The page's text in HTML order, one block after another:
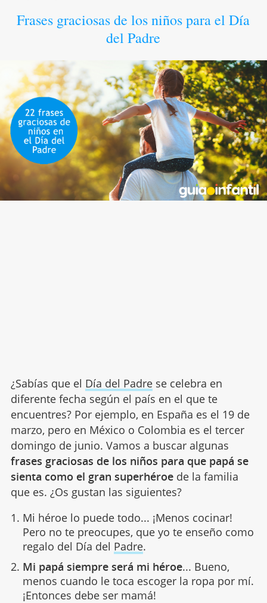
Frases graciosas de los niños para el Día
del Padre
¿Sabías que el Día del Padrese celebra en
diferente fecha según el país en el que te
encuentres? Por ejemplo, en España es el 19 de
marzo, pero en México o Colombia es el tercer
domingo de junio. Vamos a buscar algunas
frases graciosas de los niños para que papá se
sienta como el gran superhéroede la familia
que es. ¿Os gustan las siguientes?
Mi héroe lo puede todo... ¡Menos cocinar!
Pero no te preocupes, que yo te enseño como
regalo del Día del Padre.
Mi papá siempre será mi héroe... Bueno,
menos cuando le toca escoger la ropa por mí.
¡Entonces debe ser mamá!